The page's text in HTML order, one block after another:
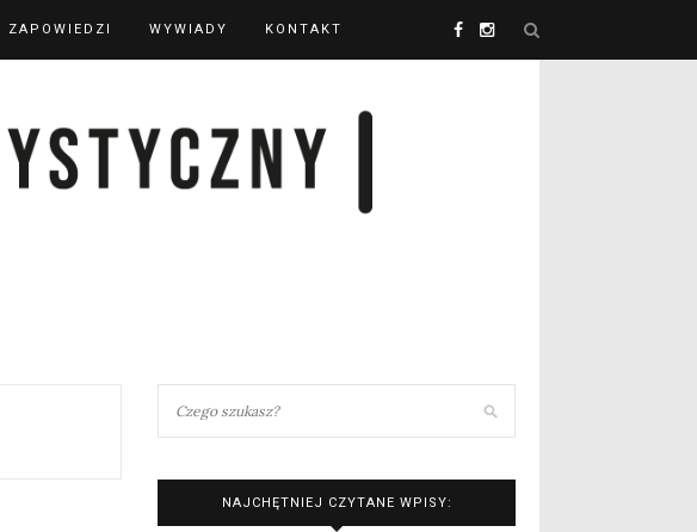
ZAPOWIEDZI WYWIADY KONTAKT
NAJCHĘTNIEJ CZYTANE WPISY: